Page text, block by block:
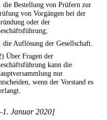
die Bestellung von Prüfern zur
von Vorgängen bei der
oder der
die Auflösung der Gesellschaft.
Über Fragen der
kann die
nur
wenn der Vorstand es
Januar 2020]